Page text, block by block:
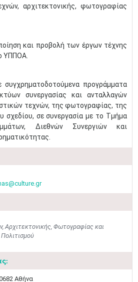
αρχιτεκτονικής, φωτογραφίας
και προβολή των έργων τέχνης
ΥΠΠΟΑ.
συγχρηματοδοτούμενα προγράμματα
συνεργασίας και ανταλλαγών
τεχνών, της φωτογραφίας, της
σχεδίου, σε συνεργασία με το Τμήμα
Διεθνών Συνεργιών και
Αρχιτεκτονικής, Φωτογραφίας και
Αθήνα